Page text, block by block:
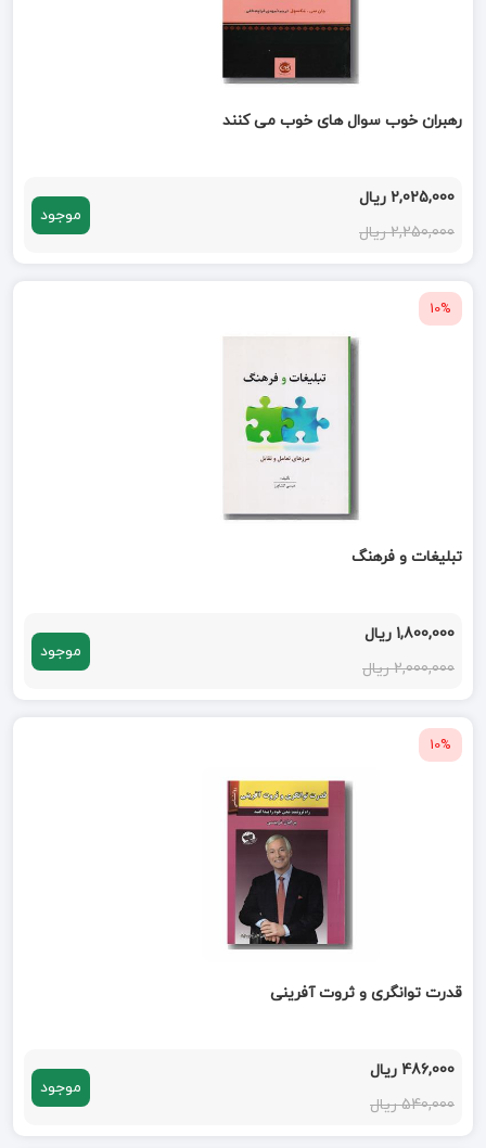
رهبران خوب سوال های خوب می کنند
2,025,000 ریال
2,250,000 ریال
موجود
10%
تبلیغات و فرهنگ
1,800,000 ریال
2,000,000 ریال
موجود
10%
قدرت توانگری و ثروت آفرینی
486,000 ریال
540,000 ریال
موجود